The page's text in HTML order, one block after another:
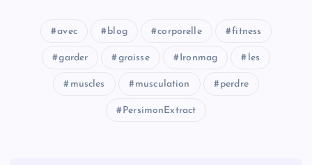
avec blog corporelle fitness
garder graisse Ironmag les
muscles musculation perdre
PersimonExtract